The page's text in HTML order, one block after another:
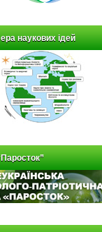
наукових ідей